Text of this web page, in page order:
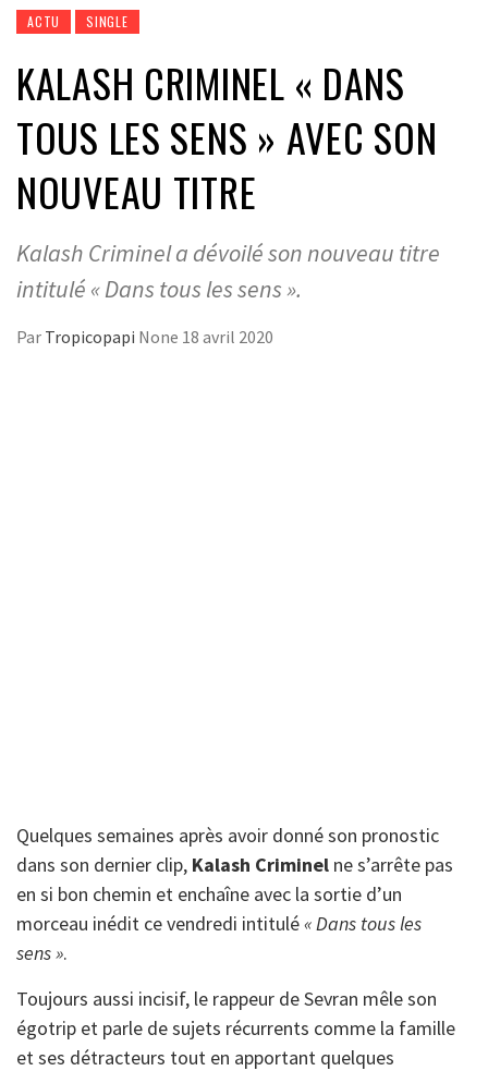
ACTU SINGLE
KALASH CRIMINEL « DANS
TOUS LES SENS » AVEC SON
NOUVEAU TITRE
Kalash Criminel a dévoilé son nouveau titre
intitulé « Dans tous les sens ».
Par Tropicopapi None 18 avril 2020
Quelques semaines après avoir donné son pronostic
dans son dernier clip, Kalash Criminel ne s’arrête pas
en si bon chemin et enchaîne avec la sortie d’un
morceau inédit ce vendredi intitulé« Dans tous les
sens ».
Toujours aussi incisif, le rappeur de Sevran mêle son
égotrip et parle de sujets récurrents comme la famille
et ses détracteurs tout en apportant quelques